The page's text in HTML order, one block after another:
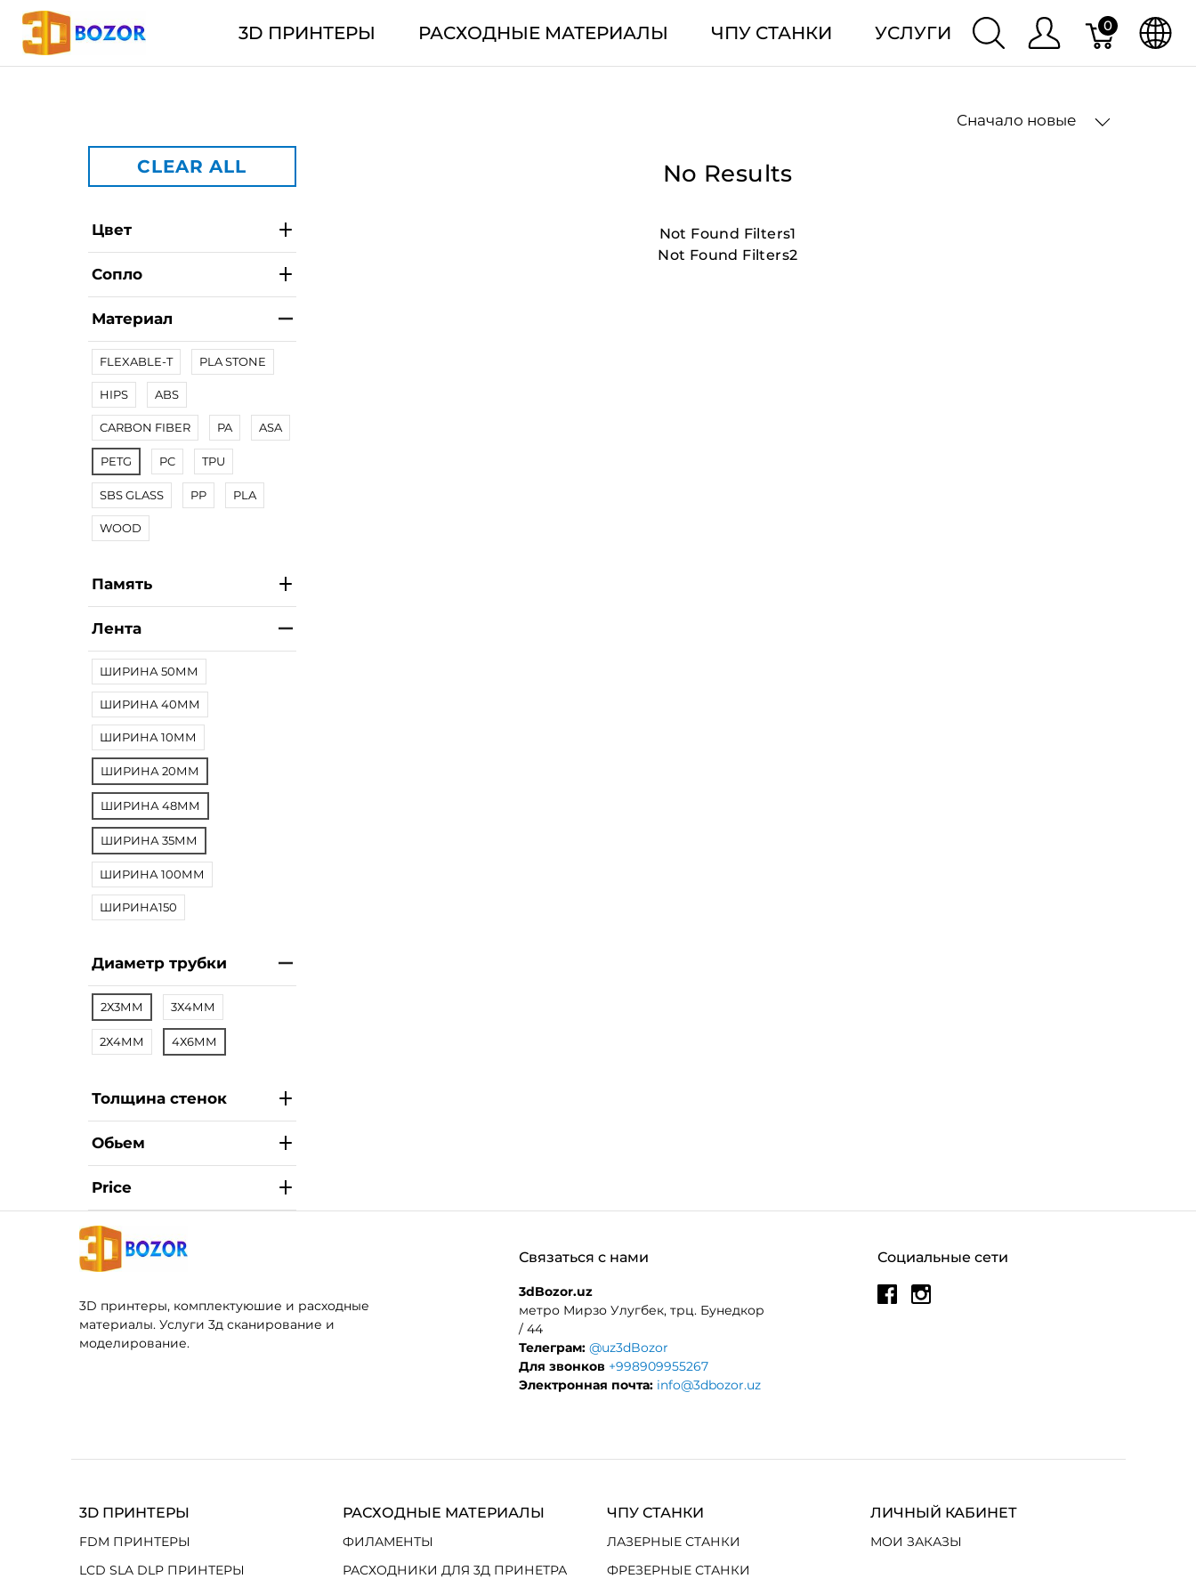
3D ПРИНТЕРЫ РАСХОДНЫЕ МАТЕРИАЛЫ ЧПУ СТАНКИ УСЛУГИ 0
Сначало новые
CLEAR ALL
Цвет
Сопло
Материал
FLEXABLE-T PLA STONE
HIPS ABS
CARBON FIBER PA ASA
PETG PC TPU
SBS GLASS PP PLA
WOOD
Память
Лента
ШИРИНА 50ММ
ШИРИНА 40ММ
ШИРИНА 10ММ
ШИРИНА 20ММ
ШИРИНА 48ММ
ШИРИНА 35ММ
ШИРИНА 100ММ
ШИРИНА150
Диаметр трубки
2Х3ММ 3Х4ММ
2Х4ММ 4Х6ММ
Толщина стенок
Обьем
Price
No Results
Not Found Filters1
Not Found Filters2
3D принтеры, комплектуюшие и расходные
материалы. Услуги 3д сканирование и
моделирование.
Социальные сети
Связаться с нами
3dBozor.uz
метро Мирзо Улугбек, трц. Бунедкор
/ 44
Телеграм: @uz3dBozor
Для звонков +998909955267
Электронная почта: info@3dbozor.uz
3D ПРИНТЕРЫ
FDM ПРИНТЕРЫ
LCD SLA DLP ПРИНТЕРЫ
РАСХОДНЫЕ МАТЕРИАЛЫ
ФИЛАМЕНТЫ
РАСХОДНИКИ ДЛЯ 3Д ПРИНЕТРА
ЧПУ СТАНКИ
ЛАЗЕРНЫЕ СТАНКИ
ФРЕЗЕРНЫЕ СТАНКИ
ЛИЧНЫЙ КАБИНЕТ
МОИ ЗАКАЗЫ